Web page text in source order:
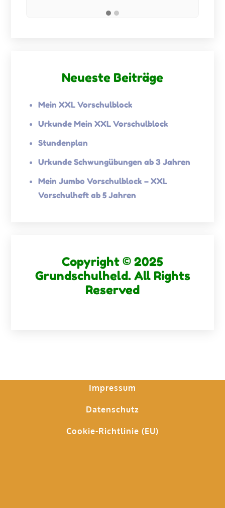
Neueste Beiträge
Mein XXL Vorschulblock
Urkunde Mein XXL Vorschulblock
Stundenplan
Urkunde Schwungübungen ab 3 Jahren
Mein Jumbo Vorschulblock – XXL
Vorschulheft ab 5 Jahren
Copyright © 2025
Grundschulheld. All Rights
Reserved
Impressum
Datenschutz
Cookie-Richtlinie (EU)